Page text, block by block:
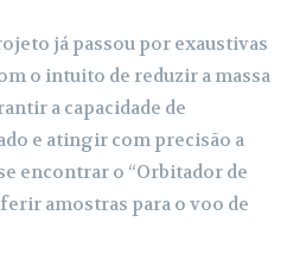
já passou por exaustivas
o intuito de reduzir a massa
a capacidade de
e atingir com precisão a
encontrar o “Orbitador de
amostras para o voo de